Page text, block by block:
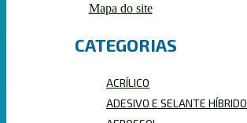
Mapa do site
CATEGORIAS
ACRÍLICO
ADESIVO E SELANTE HÍBRIDO